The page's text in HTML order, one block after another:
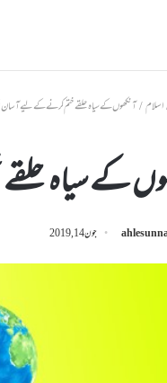
اسلام/آنکھوں کے سیاہ حلقے ختم کرنے کے
کے سیاہ
جون 14, 2019